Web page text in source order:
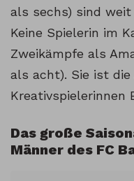
als sechs) sind
Keine Spielerin im
Zweikämpfe als
als acht). Sie ist die
Kreativspielerinnen
Das große
Männer des FC